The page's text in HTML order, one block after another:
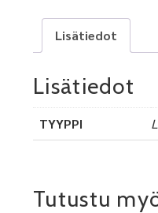
Lisätiedot
Lisätiedot
TYYPPI
Tutustu